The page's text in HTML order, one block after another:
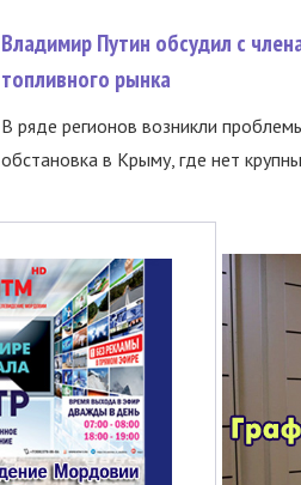
Владимир Путин обсудил с
топливного рынка
В ряде регионов возникли
обстановка в Крыму, где нет